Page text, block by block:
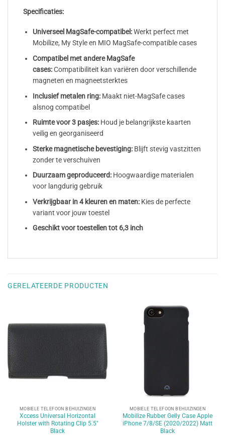
Specificaties:
Universeel MagSafe-compatibel:Werkt perfect met
Mobilize, My Style en MIO MagSafe-compatible cases
Compatibel met andere MagSafe
cases:Compatibiliteit kan variëren door verschillende
magneten en magneetsterktes
Inclusief metalen ring:Maakt niet-MagSafe cases
alsnog compatibel
Ruimte voor 3 pasjes:Houd je belangrijkste kaarten
veilig en georganiseerd
Sterke magnetische bevestiging:Blijft stevig vastzitten
zonder te verschuiven
Duurzaam geproduceerd:Hoogwaardige materialen
voor langdurig gebruik
Verkrijgbaar in 4 kleuren en maten:Kies de perfecte
variant voor jouw toestel
Geschikt voor toestellen tot 6,3 inch
GERELATEERDE PRODUCTEN
MOBIELE TELEFOON BEHUIZINGEN
Xccess Universal Horizontal
Holster with Rotating Clip 5.5″
Black
MOBIELE TELEFOON BEHUIZINGEN
Mobilize Rubber Gelly Case Apple
iPhone 7/8/SE (2020/2022) Matt
Black